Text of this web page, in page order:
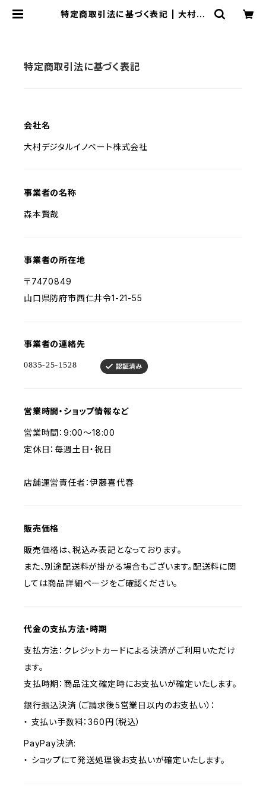
特定商取引法に基づく表記 | 大村印
特定商取引法に基づく表記
会社名
大村デジタルイノベート株式会社
事業者の名称
森本賢哉
事業者の所在地
〒7470849
山口県防府市西仁井令1-21-55
事業者の連絡先
営業時間・ショップ情報など
営業時間：9:00〜18:00
定休日：毎週土日・祝日
店舗運営責任者：伊藤喜代春
販売価格
販売価格は、税込み表記となっております。
また、別途配送料が掛かる場合もございます。配送料に関
しては商品詳細ページをご確認ください。
代金の支払方法・時期
支払方法：クレジットカードによる決済がご利用いただけ
ます。
支払時期：商品注文確定時にお支払いが確定いたします。
銀行振込決済（ご請求後5営業日以内のお支払い）：
・ 支払い手数料：360円（税込）
PayPay決済:
・ ショップにて発送処理後お支払いが確定いたします。